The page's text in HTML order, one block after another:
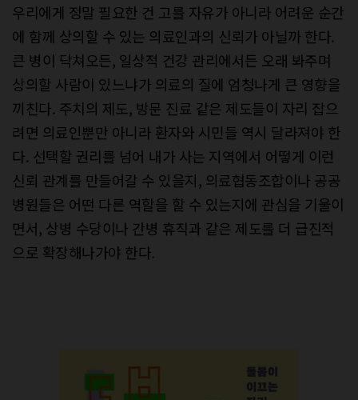
우리에게 정말 필요한 건 고를 자유가 아니라 어려운 순간
에 함께 상의할 수 있는 의료인과의 신뢰가 아닐까 한다.
큰 병이 닥쳐오든, 일상적 건강 관리에서든 오래 봐주며
상의할 사람이 있느냐가 의료의 질에 엄청나게 큰 영향을
끼친다. 주치의 제도, 방문 진료 같은 제도들이 자리 잡으
려면 의료인뿐만 아니라 환자와 시민들 역시 달라져야 한
다. 선택할 권리를 넘어 내가 사는 지역에서 어떻게 이런
신뢰 관계를 만들어갈 수 있을지, 의료협동조합이나 공공
병원들은 어떤 다른 역할을 할 수 있는지에 관심을 기울이
면서, 상병 수당이나 간병 휴직과 같은 제도를 더 급진적
으로 확장해나가야 한다.